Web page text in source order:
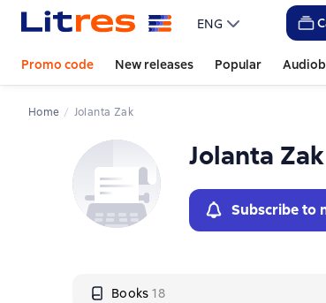
ENG
Promo code New releases Popular
Home Jolanta Zak
Jolanta Zak
Subscribe to
Books 18
Слайдер с книгами